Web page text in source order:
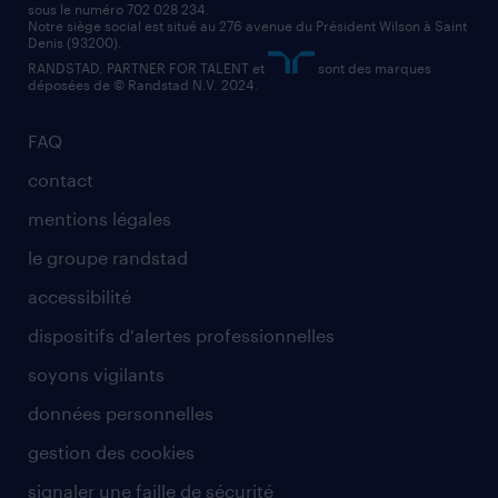
comptable
FAQ
contact
mentions légales
le groupe randstad
accessibilité
dispositifs d'alertes professionnelles
soyons vigilants
données personnelles
gestion des cookies
signaler une faille de sécurité
sous le numéro 702 028 234.
Notre siège social est situé au 276 avenue du Président Wilson à Saint
Denis (93200).
RANDSTAD, PARTNER FOR TALENT et
sont des marques
déposées de © Randstad N.V. 2024.